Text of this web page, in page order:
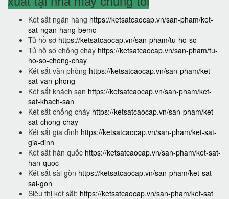
Két sắt ngân hàng https://ketsatcaocap.vn/san-pham/ket-
sat-ngan-hang-bemc
Tủ hồ sơ https://ketsatcaocap.vn/san-pham/tu-ho-so
Tủ hồ sơ chống cháy https://ketsatcaocap.vn/san-pham/tu-
ho-so-chong-chay
Két sắt văn phòng https://ketsatcaocap.vn/san-pham/ket-
sat-van-phong
Két sắt khách sạn https://ketsatcaocap.vn/san-pham/ket-
sat-khach-san
Két sắt chống cháy https://ketsatcaocap.vn/san-pham/ket-
sat-chong-chay
Két sắt gia đình https://ketsatcaocap.vn/san-pham/ket-sat-
gia-dinh
Két sắt hàn quốc https://ketsatcaocap.vn/san-pham/ket-sat-
han-quoc
Két sắt sài gòn https://ketsatcaocap.vn/san-pham/ket-sat-
sai-gon
Siêu thị két sắt: https://ketsatcaocap.vn/san-pham/ket-sat